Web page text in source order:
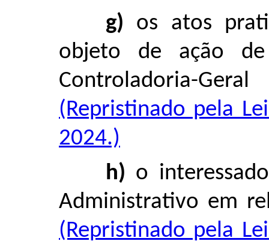
g) os atos
objeto de ação
Controladoria-
(Repristinado pela
2024.)
h) o
Administrativo em
(Repristinado pela